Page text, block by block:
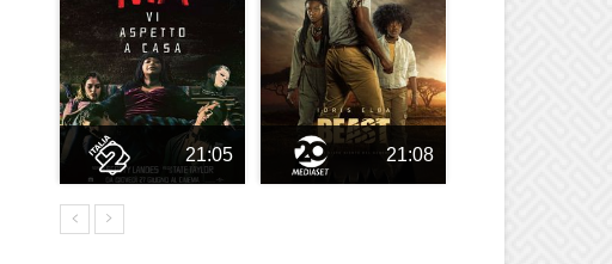
21:05 21:08